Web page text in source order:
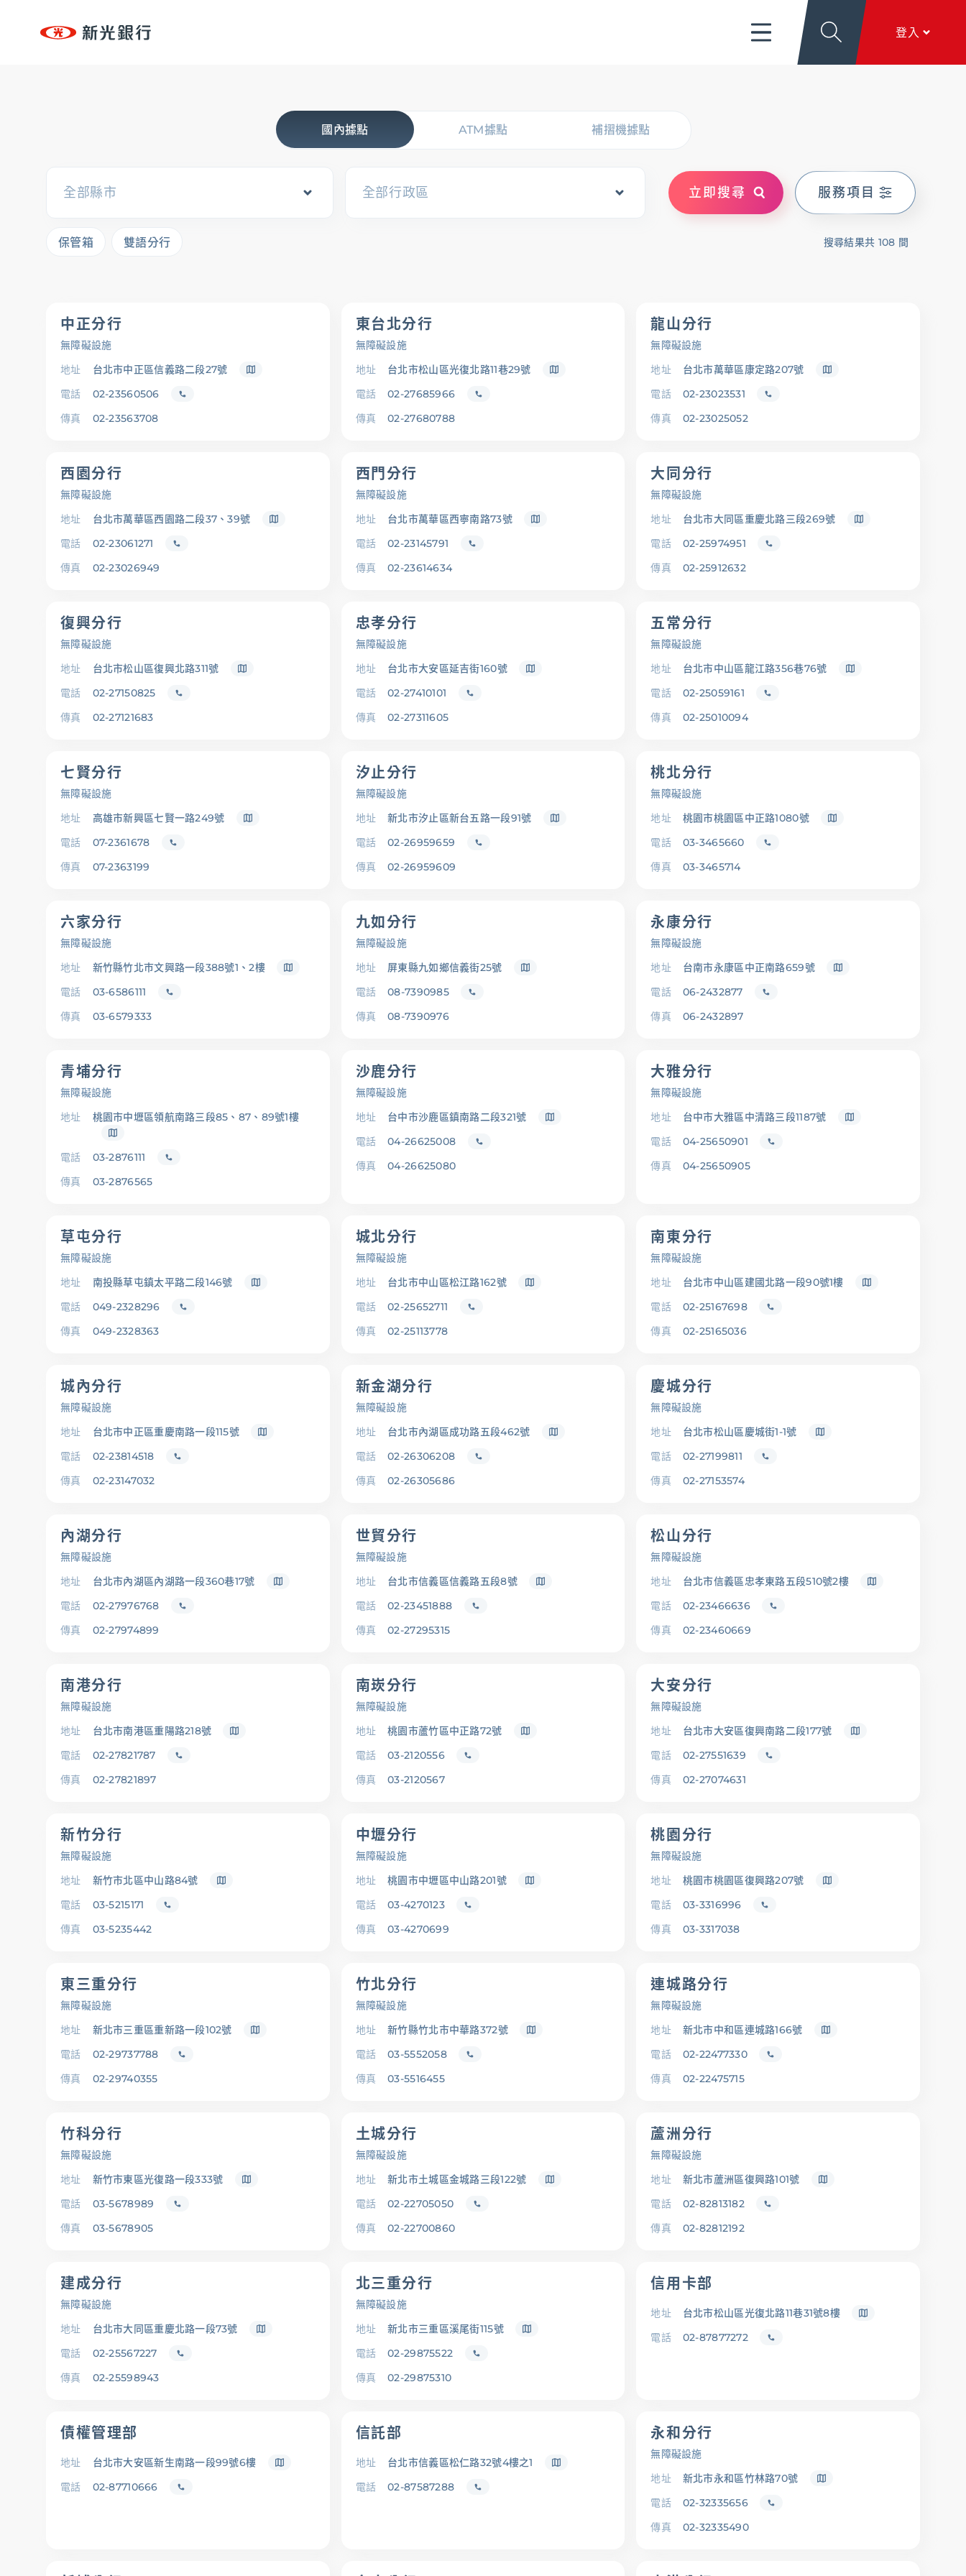
基金/投資
企業融資 、 貿易服務、現金管理
法人信託
、國際金融OBU
永續治理 、低碳、創新
關於新光
新．光合作用
加入新
數位生活 EN 登入
全球金融網
全方位代收網
區
OMNI-U
貸款
存匯
基金/投資
財富管理/信託/保險
服務據點 幫助中心 下載專區
國內據點 ATM據點 補摺機據點
全部縣市 全部行政區 立即搜尋 服務項目
保管箱 雙語分行 搜尋結果共 108 間
中正分行
無障礙設施
地址
台北市中正區信義路二段27號
電話
02-23560506
傳真
02-23563708
東台北分行
無障礙設施
地址
台北市松山區光復北路11巷29號
電話
02-27685966
傳真
02-27680788
龍山分行
無障礙設施
地址
台北市萬華區康定路207號
電話
02-23023531
傳真
02-23025052
西園分行
無障礙設施
地址
台北市萬華區西園路二段37、39號
電話
02-23061271
傳真
02-23026949
西門分行
無障礙設施
地址
台北市萬華區西寧南路73號
電話
02-23145791
傳真
02-23614634
大同分行
無障礙設施
地址
台北市大同區重慶北路三段269號
電話
02-25974951
傳真
02-25912632
復興分行
無障礙設施
地址
台北市松山區復興北路311號
電話
02-27150825
傳真
02-27121683
忠孝分行
無障礙設施
地址
台北市大安區延吉街160號
電話
02-27410101
傳真
02-27311605
五常分行
無障礙設施
地址
台北市中山區龍江路356巷76號
電話
02-25059161
傳真
02-25010094
七賢分行
無障礙設施
地址
高雄市新興區七賢一路249號
電話
07-2361678
傳真
07-2363199
汐止分行
無障礙設施
地址
新北市汐止區新台五路一段91號
電話
02-26959659
傳真
02-26959609
桃北分行
無障礙設施
地址
桃園市桃園區中正路1080號
電話
03-3465660
傳真
03-3465714
六家分行
無障礙設施
地址
新竹縣竹北巿文興路一段388號1、2樓
電話
03-6586111
傳真
03-6579333
九如分行
無障礙設施
地址
屏東縣九如鄉信義街25號
電話
08-7390985
傳真
08-7390976
永康分行
無障礙設施
地址
台南市永康區中正南路659號
電話
06-2432877
傳真
06-2432897
青埔分行
無障礙設施
地址
桃園市中壢區領航南路三段85、87、89號1樓
電話
03-2876111
傳真
03-2876565
沙鹿分行
無障礙設施
地址
台中市沙鹿區鎮南路二段321號
電話
04-26625008
傳真
04-26625080
大雅分行
無障礙設施
地址
台中市大雅區中清路三段1187號
電話
04-25650901
傳真
04-25650905
草屯分行
無障礙設施
地址
南投縣草屯鎮太平路二段146號
電話
049-2328296
傳真
049-2328363
城北分行
無障礙設施
地址
台北市中山區松江路162號
電話
02-25652711
傳真
02-25113778
南東分行
無障礙設施
地址
台北市中山區建國北路一段90號1樓
電話
02-25167698
傳真
02-25165036
城內分行
無障礙設施
地址
台北市中正區重慶南路一段115號
電話
02-23814518
傳真
02-23147032
新金湖分行
無障礙設施
地址
台北市內湖區成功路五段462號
電話
02-26306208
傳真
02-26305686
慶城分行
無障礙設施
地址
台北市松山區慶城街1-1號
電話
02-27199811
傳真
02-27153574
內湖分行
無障礙設施
地址
台北市內湖區內湖路一段360巷17號
電話
02-27976768
傳真
02-27974899
世貿分行
無障礙設施
地址
台北市信義區信義路五段8號
電話
02-23451888
傳真
02-27295315
松山分行
無障礙設施
地址
台北市信義區忠孝東路五段510號2樓
電話
02-23466636
傳真
02-23460669
南港分行
無障礙設施
地址
台北市南港區重陽路218號
電話
02-27821787
傳真
02-27821897
南崁分行
無障礙設施
地址
桃園市蘆竹區中正路72號
電話
03-2120556
傳真
03-2120567
大安分行
無障礙設施
地址
台北市大安區復興南路二段177號
電話
02-27551639
傳真
02-27074631
新竹分行
無障礙設施
地址
新竹市北區中山路84號
電話
03-5215171
傳真
03-5235442
中壢分行
無障礙設施
地址
桃園市中壢區中山路201號
電話
03-4270123
傳真
03-4270699
桃園分行
無障礙設施
地址
桃園市桃園區復興路207號
電話
03-3316996
傳真
03-3317038
東三重分行
無障礙設施
地址
新北市三重區重新路一段102號
電話
02-29737788
傳真
02-29740355
竹北分行
無障礙設施
地址
新竹縣竹北市中華路372號
電話
03-5552058
傳真
03-5516455
連城路分行
無障礙設施
地址
新北市中和區連城路166號
電話
02-22477330
傳真
02-22475715
竹科分行
無障礙設施
地址
新竹市東區光復路一段333號
電話
03-5678989
傳真
03-5678905
土城分行
無障礙設施
地址
新北市土城區金城路三段122號
電話
02-22705050
傳真
02-22700860
蘆洲分行
無障礙設施
地址
新北市蘆洲區復興路101號
電話
02-82813182
傳真
02-82812192
建成分行
無障礙設施
地址
台北市大同區重慶北路一段73號
電話
02-25567227
傳真
02-25598943
北三重分行
無障礙設施
地址
新北市三重區溪尾街115號
電話
02-29875522
傳真
02-29875310
信用卡部
地址
台北市松山區光復北路11巷31號8樓
電話
02-87877272
債權管理部
地址
台北市大安區新生南路一段99號6樓
電話
02-87710666
信託部
地址
台北市信義區松仁路32號4樓之1
電話
02-87587288
永和分行
無障礙設施
地址
新北市永和區竹林路70號
電話
02-32335656
傳真
02-32335490